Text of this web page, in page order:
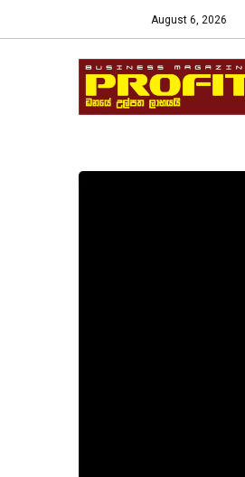
August 6, 2026